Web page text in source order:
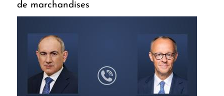
de marchandises